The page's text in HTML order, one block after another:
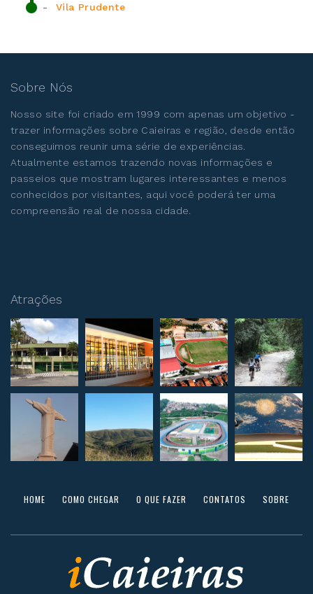
- Vila Prudente
Sobre Nós
Nosso site foi criado em 1999 com apenas um objetivo -
trazer informações sobre Caieiras e região, desde então
conseguimos reunir uma série de experiências.
Atualmente estamos trazendo novas informações e
passeios que mostram lugares interessantes e menos
conhecidos por visitantes, aqui você poderá ter uma
compreensão real de nossa cidade.
Atrações
HOME COMO CHEGAR O QUE FAZER CONTATOS SOBRE